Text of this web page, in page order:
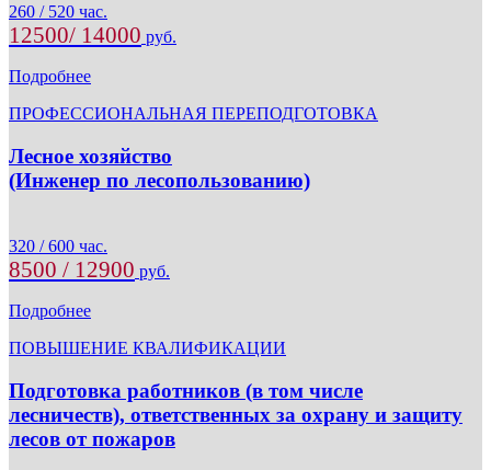
260 / 520 час.
12500/ 14000 руб.
Подробнее
ПРОФЕССИОНАЛЬНАЯ ПЕРЕПОДГОТОВКА
Лесное хозяйство
(Инженер по лесопользованию)
320 / 600 час.
8500 / 12900 руб.
Подробнее
ПОВЫШЕНИЕ КВАЛИФИКАЦИИ
Подготовка работников (в том числе
лесничеств), ответственных за охрану и защиту
лесов от пожаров